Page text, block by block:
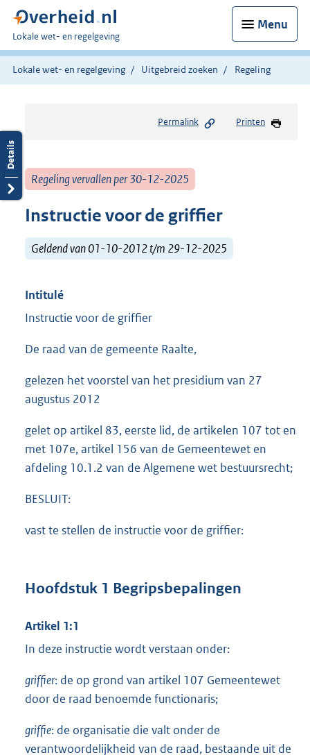
Menu
U
bent
hier:
Lokale wet- en regelgeving
Lokale wet- en regelgeving Uitgebreid zoeken Regeling
Permalink Printen
Regeling vervallen per 30-12-2025
Instructie voor de griffier
Geldend van 01-10-2012 t/m 29-12-2025
Intitulé
Instructie voor de griffier
De raad van de gemeente Raalte,
gelezen het voorstel van het presidium van 27
augustus 2012
gelet op artikel 83, eerste lid, de artikelen 107 tot en
met 107e, artikel 156 van de Gemeentewet en
afdeling 10.1.2 van de Algemene wet bestuursrecht;
BESLUIT:
vast te stellen de instructie voor de griffier:
Hoofdstuk 1 Begripsbepalingen
Artikel 1:1
In deze instructie wordt verstaan onder:
griffier: de op grond van artikel 107 Gemeentewet
door de raad benoemde functionaris;
griffie: de organisatie die valt onder de
verantwoordelijkheid van de raad, bestaande uit de